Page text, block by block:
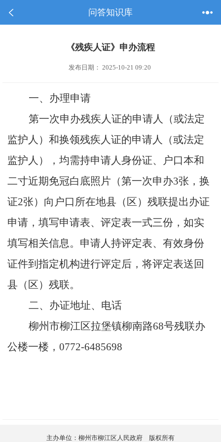
问答知识库
《残疾人证》申办流程
发布日期： 2025-10-21 09:20
一、办理申请
第一次申办残疾人证的申请人（或法定
监护人）和换领残疾人证的申请人（或法定
监护人），均需持申请人身份证、
户口本和
二寸近期免冠白底照片（第一次申办3张，换
证2张）向户口所在地县（区）残联提出办证
申请，填写申请表、评定表一式三份，如实
填写相关信息。申请人持评定表、有效身份
证件到指定机构进行评定后，将评定表送回
县（区）残联。
二、办证地址、电话
柳州市柳江区拉堡镇柳南路68号残联办
公楼一楼， 0772-6485698
主办单位：柳州市柳江区人民政府 版权所有